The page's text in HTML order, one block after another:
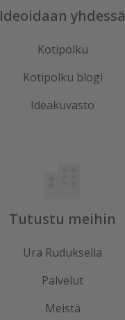
Ideoidaan yhdessä
Kotipolku
Kotipolku blogi
Ideakuvasto
Tutustu meihin
Ura Ruduksella
Palvelut
Meistä